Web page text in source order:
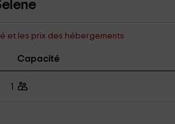
et les prix des hébergements
Capacité
1